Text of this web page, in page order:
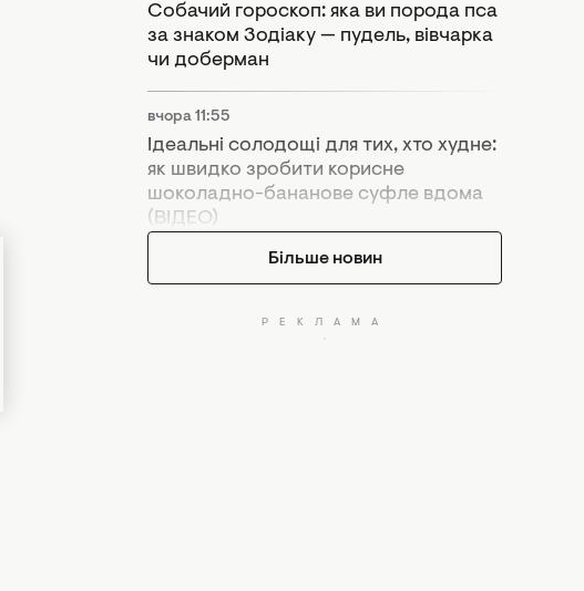
Собачий гороскоп: яка ви порода пса
за знаком Зодіаку — пудель, вівчарка
чи доберман
вчора 11:55
Ідеальні солодощі для тих, хто худне:
як швидко зробити корисне
шоколадно-бананове суфле вдома
(ВІДЕО)
Більше новин